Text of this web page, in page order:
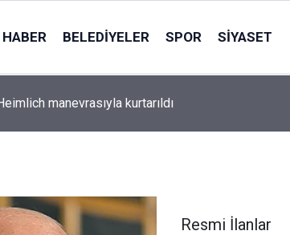
BELEDIYELER SPOR SIYASET
manevrasıyla kurtarıldı
Resmi İlanlar